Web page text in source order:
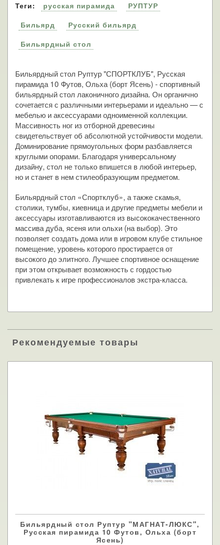
Теги: русская пирамида
РУПТУР
Бильярд
Русский бильярд
Бильярдный стол
Бильярдный стол Руптур "СПОРТКЛУБ", Русская
пирамида 10 Футов, Ольха (борт Ясень) - спортивный
бильярдный стол лаконичного дизайна. Он органично
сочетается с различными интерьерами и идеально — с
мебелью и аксессуарами одноименной коллекции.
Массивность ног из отборной древесины
свидетельствует об абсолютной устойчивости модели.
Доминирование прямоугольных форм разбавляется
круглыми опорами. Благодаря универсальному
дизайну, стол не только впишется в любой интерьер,
но и станет в нем стилеобразующим предметом.
Бильярдный стол «Спортклуб», а также скамья,
столики, тумбы, киевница и другие предметы мебели и
аксессуары изготавливаются из высококачественного
массива дуба, ясеня или ольхи (на выбор). Это
позволяет создать дома или в игровом клубе стильное
помещение, уровень которого простирается от
высокого до элитного. Лучшее спортивное оснащение
при этом открывает возможность с гордостью
привлекать к игре профессионалов экстра-класса.
Рекомендуемые товары
Бильярдный стол Руптур "МАГНАТ-ЛЮКС",
Русская пирамида 10 Футов, Ольха (борт
Ясень)